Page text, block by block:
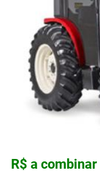
R$ a combinar